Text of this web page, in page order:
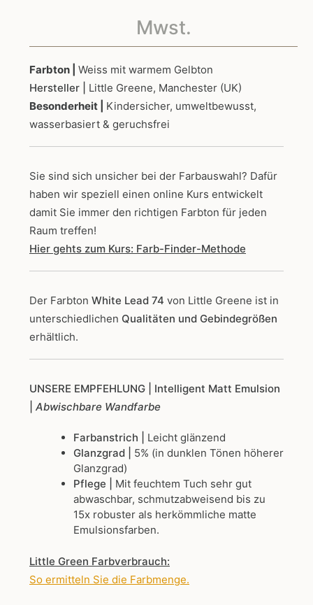
Mwst.
Farbton | Weiss mit warmem Gelbton
Hersteller | Little Greene, Manchester (UK)
Besonderheit | Kindersicher, umweltbewusst,
wasserbasiert & geruchsfrei
Sie sind sich unsicher bei der Farbauswahl? Dafür
haben wir speziell einen online Kurs entwickelt
damit Sie immer den richtigen Farbton für jeden
Raum treffen!
Hier gehts zum Kurs: Farb-Finder-Methode
Der Farbton White Lead 74 von Little Greene ist in
unterschiedlichen Qualitäten und Gebindegrößen
erhältlich.
UNSERE EMPFEHLUNG
| Intelligent Matt Emulsion
Abwischbare Wandfarbe
Farbanstrich | Leicht glänzend
Glanzgrad | 5% (in dunklen Tönen höherer
Glanzgrad)
Pflege | Mit feuchtem Tuch sehr gut
abwaschbar, schmutzabweisend bis zu
15x robuster als herkömmliche matte
Emulsionsfarben.
Little Green Farbverbrauch:
So ermitteln Sie die Farbmenge.